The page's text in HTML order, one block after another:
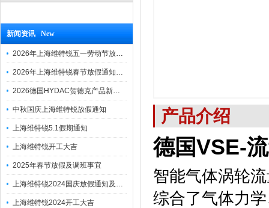
新闻资讯 New
2026年上海维特锐五一劳动节放假通知
2026年上海维特锐春节放假通知及调班安排
2026德国HYDAC贺德克产品新到一批现货
中秋国庆上海维特锐放假通知
上海维特锐5.1假期通知
上海维特锐开工大吉
2025年春节放假及调班事宜
上海维特锐2024国庆放假通知及调休安排
上海维特锐2024开工大吉
产品介绍
德国VSE-
智能气体涡轮
综合了气体力